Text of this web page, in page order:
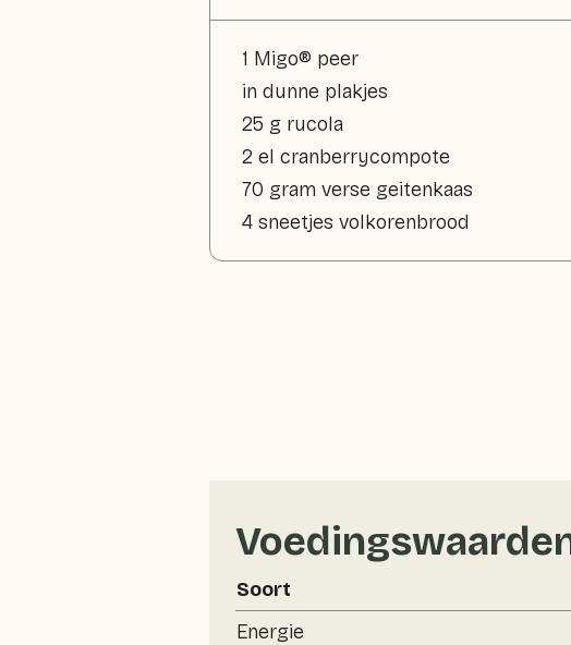
1 Migo® peer
in dunne plakjes
25 g rucola
2 el cranberrycompote
70 gram verse geitenkaas
4 sneetjes volkorenbrood
Soort
Energie